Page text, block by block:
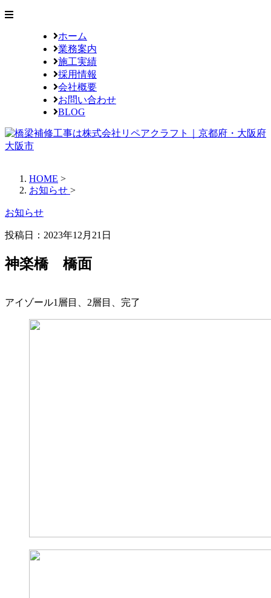
ホーム
業務案内
施工実績
採用情報
会社概要
お問い合わせ
BLOG
HOME >
お知らせ >
お知らせ
投稿日：2023年12月21日
神楽橋 橋面
アイゾール1層目、2層目、完了